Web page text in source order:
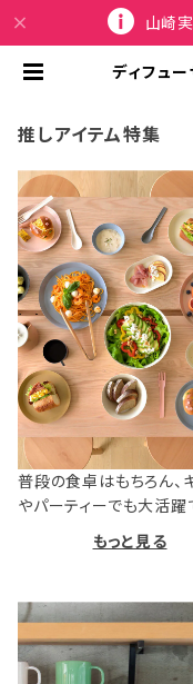
山崎
ディフュ
推しアイテム特集
普段の食卓はもちろん、
やパーティーでも大活躍
もっと見る